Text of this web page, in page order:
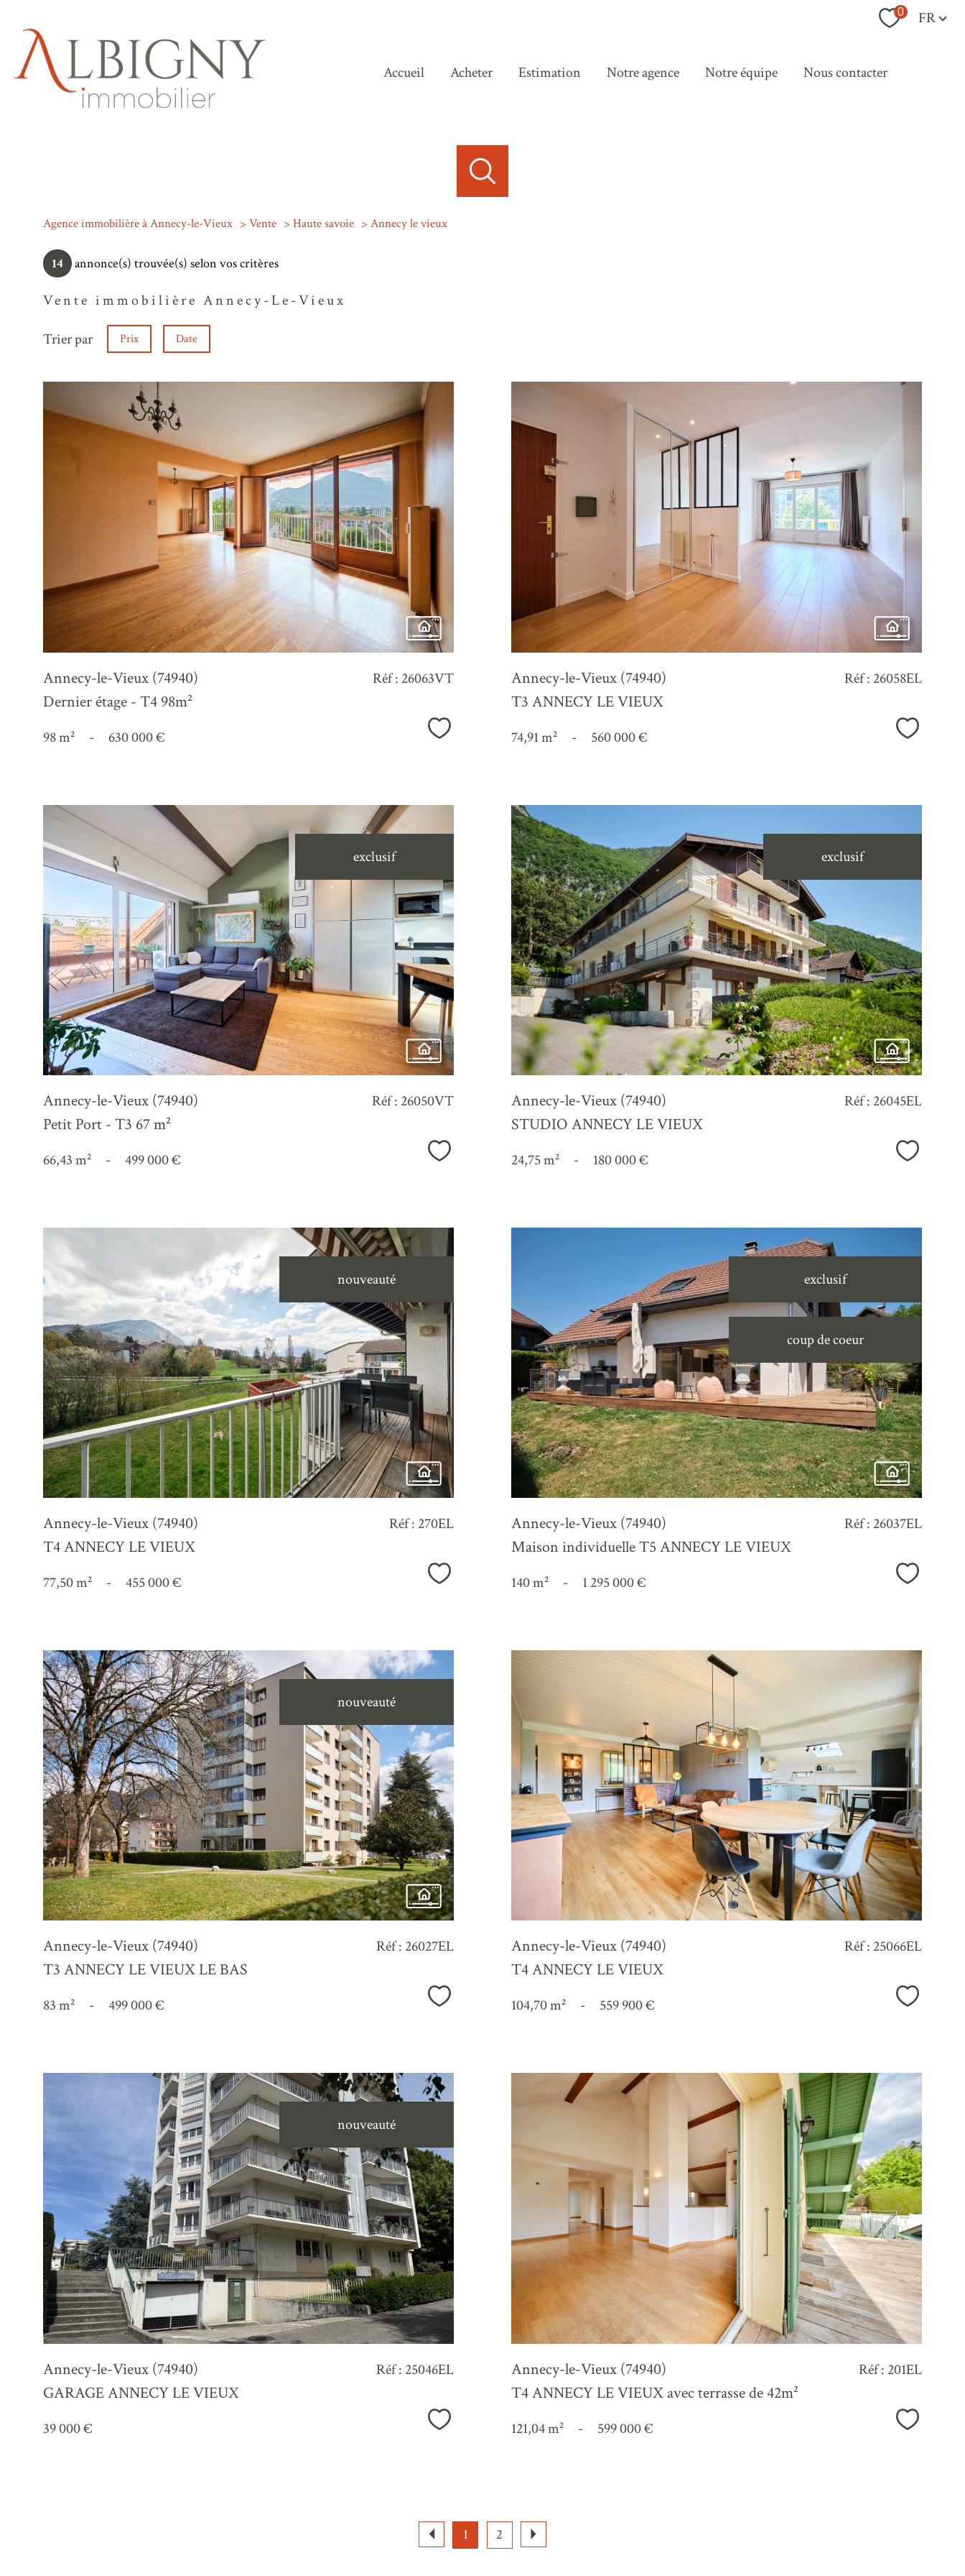
0 Langue
FR
accueil acheter estimation notre agence notre équipe nous contacter
Agence immobilière à Annecy-le-Vieux Vente Haute savoie Annecy le vieux
14 annonce(s) trouvée(s) selon vos critères
Vente immobilière Annecy-Le-Vieux
Trier par Prix Date
voir le
bien
Annecy-le-Vieux (74940)
Dernier étage - T4 98m²
Réf : 26063VT
98 m² - 630 000 € Sélectionner
voir le
bien
Annecy-le-Vieux (74940)
T3 ANNECY LE VIEUX
Réf : 26058EL
74,91 m² - 560 000 €
exclusif
voir le
bien
Annecy-le-Vieux (74940)
Petit Port - T3 67 m²
Réf : 26050VT
66,43 m² - 499 000 € Sélectionner
exclusif
voir le
bien
Annecy-le-Vieux (74940)
STUDIO ANNECY LE VIEUX
Réf : 26045EL
24,75 m² - 180 000 €
nouveauté
voir le
bien
Annecy-le-Vieux (74940)
T4 ANNECY LE VIEUX
Réf : 270EL
77,50 m² - 455 000 € Sélectionner
exclusif
coup de coeur
voir le
bien
Annecy-le-Vieux (74940)
Maison individuelle T5 ANNECY LE VIEUX
Réf : 26037EL
140 m² - 1 295 000 €
nouveauté
voir le
bien
Annecy-le-Vieux (74940)
T3 ANNECY LE VIEUX LE BAS
Réf : 26027EL
83 m² - 499 000 € Sélectionner
voir le
bien
Annecy-le-Vieux (74940)
T4 ANNECY LE VIEUX
Réf : 25066EL
104,70 m² - 559 900 €
nouveauté
voir le
bien
Annecy-le-Vieux (74940)
GARAGE ANNECY LE VIEUX
Réf : 25046EL
39 000 € Sélectionner
voir le
bien
Annecy-le-Vieux (74940)
T4 ANNECY LE VIEUX avec terrasse de 42m²
Réf : 201EL
121,04 m² - 599 000 €
1 2